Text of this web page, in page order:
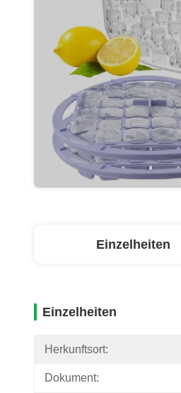
Einzelheiten
Einzelheiten
Herkunftsort:
Dokument: